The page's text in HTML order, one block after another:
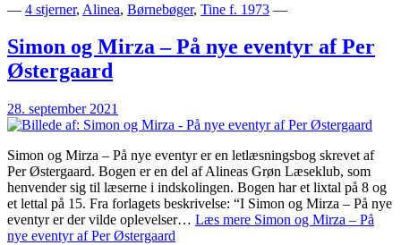
— 4 stjerner, Alinea, Børnebøger, Tine f. 1973 —
Simon og Mirza – På nye eventyr af Per
Østergaard
28. september 2021
Simon og Mirza – På nye eventyr er en letlæsningsbog skrevet af
Per Østergaard. Bogen er en del af Alineas Grøn Læseklub, som
henvender sig til læserne i indskolingen. Bogen har et lixtal på 8 og
et lettal på 15. Fra forlagets beskrivelse: “I Simon og Mirza – På nye
eventyr er der vilde oplevelser… Læs mere Simon og Mirza – På
nye eventyr af Per Østergaard